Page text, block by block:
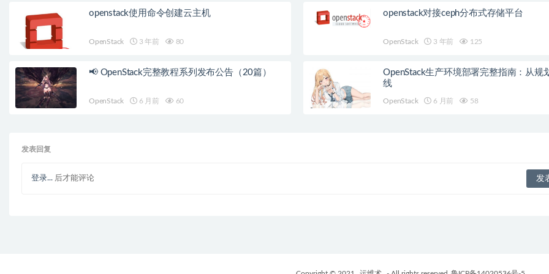
openstack使用命令创建云主机
OpenStack 3 年前 80
openstack对接ceph分布式存储平台
OpenStack 3 年前 125
📢 OpenStack完整教程系列发布公告（20篇）
OpenStack 6 月前 60
OpenStack生产环境部署完整指南：从规
线
OpenStack 6 月前 58
发表回复
登录... 后才能评论